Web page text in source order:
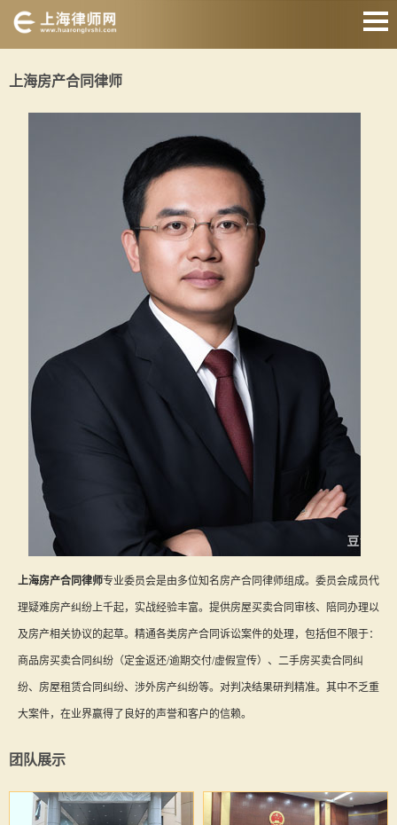
房产纠纷律师
合同纠纷律师
征地拆迁律师
交通事故律师
关于我们
上海房产合同律师
上海房产合同律师专业委员会是由多位知名房产合同律师组成。委员会成员代
理疑难房产纠纷上千起，实战经验丰富。提供房屋买卖合同审核、陪同办理以
及房产相关协议的起草。精通各类房产合同诉讼案件的处理，包括但不限于：
商品房买卖合同纠纷（定金返还/逾期交付/虚假宣传）、二手房买卖合同纠
纷、房屋租赁合同纠纷、涉外房产纠纷等。对判决结果研判精准。其中不乏重
大案件，在业界赢得了良好的声誉和客户的信赖。
团队展示